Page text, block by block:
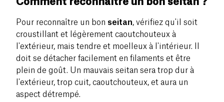
Pour reconnaître un bon seitan, vérifiez qu'il soit
croustillant et légèrement caoutchouteux à
l'extérieur, mais tendre et moelleux à l'intérieur. Il
doit se détacher facilement en filaments et être
plein de goût. Un mauvais seitan sera trop dur à
l'extérieur, trop cuit, caoutchouteux, et aura un
aspect détrempé.